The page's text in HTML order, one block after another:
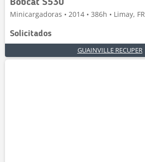
Bobcat S530
Minicargadoras • 2014 • 386h • Limay, FR
Solicitados
GUAINVILLE RECUPER